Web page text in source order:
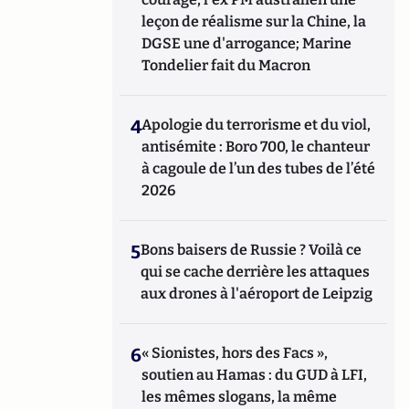
leçon de réalisme sur la Chine, la
DGSE une d'arrogance; Marine
Tondelier fait du Macron
4Apologie du terrorisme et du viol,
antisémite : Boro 700, le chanteur
à cagoule de l’un des tubes de l’été
2026
5Bons baisers de Russie ? Voilà ce
qui se cache derrière les attaques
aux drones à l'aéroport de Leipzig
6« Sionistes, hors des Facs »,
soutien au Hamas : du GUD à LFI,
les mêmes slogans, la même